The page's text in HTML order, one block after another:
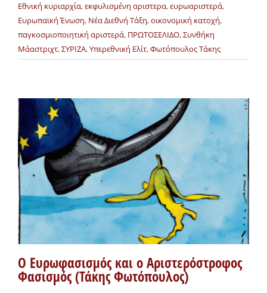
Εθνική κυριαρχία,εκφυλισμένη αριστερα,ευρωαριστερά,
Ευρωπαϊκή Ένωση, Νέα Διεθνή Τάξη,οικονομική κατοχή,
παγκοσμιοποιητική αριστερά, ΠΡΩΤΟΣΕΛΙΔΟ,Συνθήκη
Μάαστριχτ,ΣΥΡΙΖΑ,Υπερεθνική Ελίτ,Φωτόπουλος Τάκης
O Ευρωφασισμός και ο Αριστερόστροφος
Φασισμός (Τάκης Φωτόπουλος)